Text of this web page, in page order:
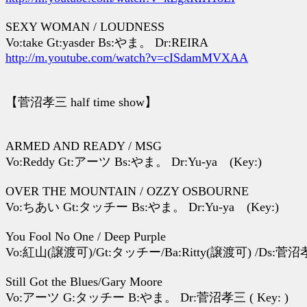
SEXY WOMAN / LOUDNESS
Vo:take Gt:yasder Bs:やま。 Dr:REIRA
http://m.youtube.com/watch?v=cISdamMVXAA
【菅沼孝三 half time show】
ARMED AND READY / MSG
Vo:Reddy Gt:アーツ Bs:やま。 Dr:Yu-ya (Key:)
OVER THE MOUNTAIN / OZZY OSBOURNE
Vo:ちあい Gt:タッチー Bs:やま。 Dr:Yu-ya (Key:)
You Fool No One / Deep Purple
Vo:紅山(譲渡可)/Gt:タッチー/Ba:Ritty(譲渡可) /Ds:菅沼
Still Got the Blues/Gary Moore
Vo:アーツ G:タッチー B:やま。 Dr:菅沼孝三 ( Key: )